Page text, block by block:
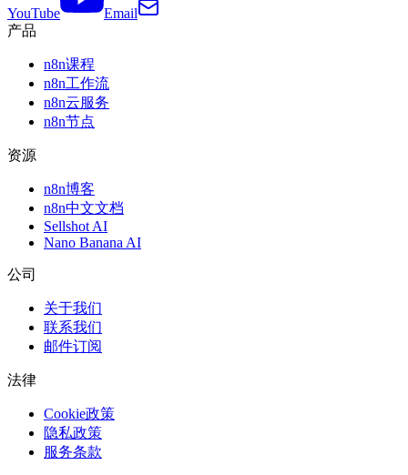
YouTube
Email
产品
n8n课程
n8n工作流
n8n云服务
n8n节点
资源
n8n博客
n8n中文文档
Sellshot AI
Nano Banana AI
公司
关于我们
联系我们
邮件订阅
法律
Cookie政策
隐私政策
服务条款